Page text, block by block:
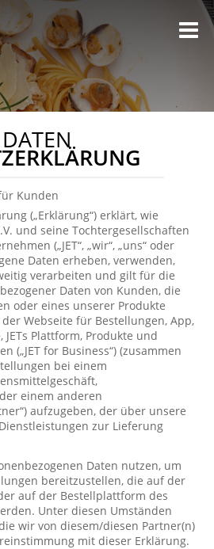
DATEN
Kunden
(„Erklärung“) erklärt, wie
und seine Tochtergesellschaften
(„JET“, „wir“, „uns“ oder
Daten erheben, verwenden,
verarbeiten und gilt für die
Daten von Kunden, die
oder eines unserer Produkte
Webseite für Bestellungen, App,
Plattform, Produkte und
(„JET for Business“) (zusammen
bei einem
einem anderen
aufzugeben, der über unsere
zur Lieferung
Daten nutzen, um
bereitzustellen, die auf der
auf der Bestellplattform des
Unter diesen Umständen
wir von diesem/diesen Partner(n)
mit dieser Erklärung.